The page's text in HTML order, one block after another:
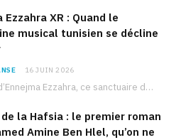
Ezzahra XR : Quand le
musical tunisien se décline
16 JUIN 2026
Le palais d’Ennejma Ezzahra, ce sanctuaire de la musique tunisienne et méditerranéenne construit par le…
de la Hafsia : le premier roman
Amine Ben Hlel, qu’on ne